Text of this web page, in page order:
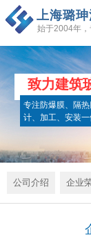
始于2004年
上海璐珅
致力建筑
专注防爆膜、隔
计、加工、安装一
公司介绍 企业